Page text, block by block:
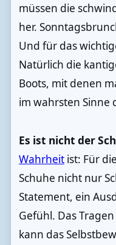
müssen die
her.
Und für das
Natürlich die
Boots, mit denen
im wahrsten Sinne
Es ist nicht der
Wahrheitist: Für
Schuhe nicht nur
Statement, ein
Gefühl. Das
kann das